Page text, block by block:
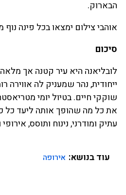
הבארוק.
אוהבי צילום ימצאו בכל פינה
סיכום
לובליאנה היא עיר קטנה אך
ייחודית, נהר שמעניק לה אווירה
שוקקי חיים. בטיול יומי
את כל מה שהופך אותה ליעד כל
עתיק ומודרני, נינוח ותוסס, אירופי
עוד בנושא: אירופה